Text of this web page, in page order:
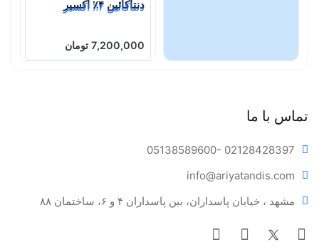
دنتاکائین ۴٪ اکسیر
7,200,000 تومان
تماس با ما
05138589600- 02128428397
info@ariyatandis.com
مشهد ، خیابان پاسداران، بین پاسداران ۴ و ۶، ساختمان ۸۸